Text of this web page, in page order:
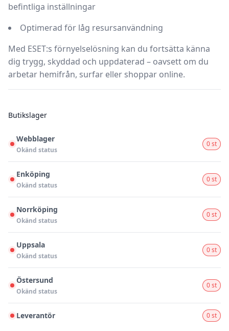
befintliga inställningar
Optimerad för låg resursanvändning
Med ESET:s förnyelselösning kan du fortsätta känna
dig trygg, skyddad och uppdaterad – oavsett om du
arbetar hemifrån, surfar eller shoppar online.
Butikslager
Webblager
Okänd status
0 st
Enköping
Okänd status
0 st
Norrköping
Okänd status
0 st
Uppsala
Okänd status
0 st
Östersund
Okänd status
0 st
Leverantör 0 st